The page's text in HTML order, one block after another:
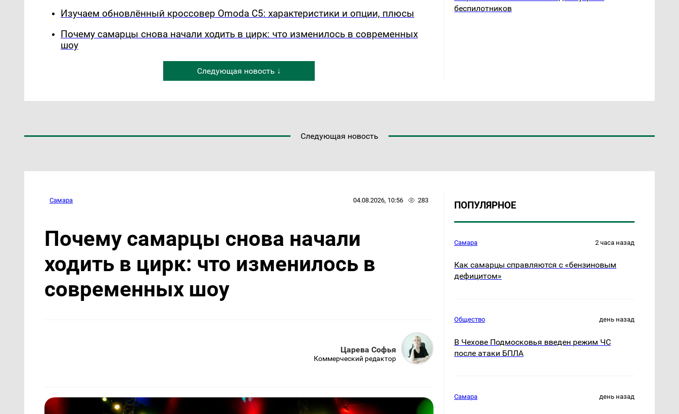
Изучаем обновлённый кроссовер Omoda C5: характеристики и опции, плюсы
Почему самарцы снова начали ходить в цирк: что изменилось в современных
шоу
Следующая новость ↓
беспилотников
Следующая новость
Самара 04.08.2026, 10:56 283
Почему самарцы снова начали
ходить в цирк: что изменилось в
современных шоу
Царева Софья
Коммерческий редактор
ПОПУЛЯРНОЕ
Самара 2 часа назад
Как самарцы справляются с «бензиновым
дефицитом»
Общество день назад
В Чехове Подмосковья введен режим ЧС
после атаки БПЛА
Самара день назад